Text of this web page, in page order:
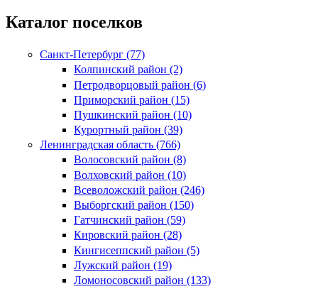
Каталог поселков
Санкт-Петербург (77)
Колпинский район (2)
Петродворцовый район (6)
Приморский район (15)
Пушкинский район (10)
Курортный район (39)
Ленинградская область (766)
Волосовский район (8)
Волховский район (10)
Всеволожский район (246)
Выборгский район (150)
Гатчинский район (59)
Кировский район (28)
Кингисеппский район (5)
Лужский район (19)
Ломоносовский район (133)